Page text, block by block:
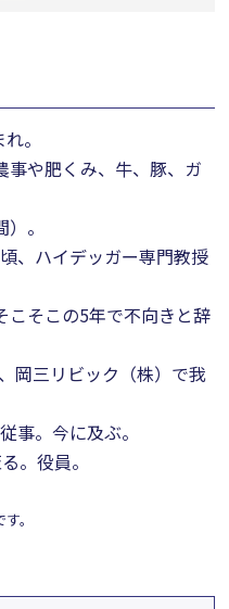
。
事や肥くみ、牛、豚、ガ
。
、ハイデッガー専門教授
こそこの5年で不向きと辞
岡三リビック（株）で我
事。今に及ぶ。
。役員。
。